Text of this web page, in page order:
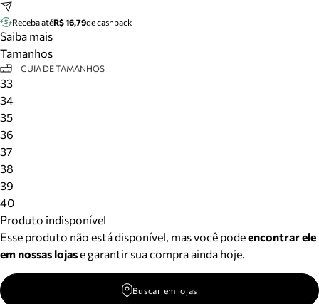
Tire dúvidas sobre pedidos, devoluções e mais.
Meus pedidos
Acompanhe seus pedidos e solicite devoluções.
Receba atéR$ 16,79de cashback
Saiba mais
Tamanhos
GUIA DE TAMANHOS
33
34
35
36
37
38
39
40
Produto indisponível
Esse produto não está disponível, mas você podeencontrar ele
em nossas lojase garantir sua compra ainda hoje.
Buscar em lojas